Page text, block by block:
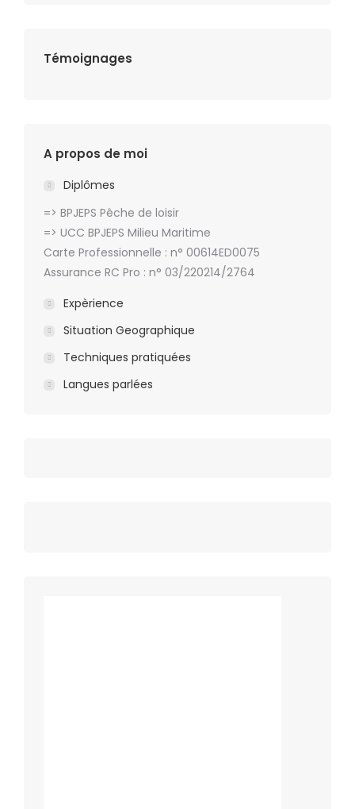
Témoignages
A propos de moi
Diplômes
=> BPJEPS Pêche de loisir
=> UCC BPJEPS Milieu Maritime
Carte Professionnelle : n° 00614ED0075
Assurance RC Pro : n° 03/220214/2764
Expèrience
Situation Geographique
Techniques pratiquées
Langues parlées